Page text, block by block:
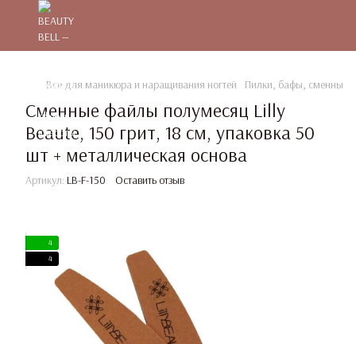
Все для маникюра и наращивания ногтей Пилки, бафы, сменные
Сменные файлы полумесяц Lilly
Beaute, 150 грит, 18 см, упаковка 50
шт + металлическая основа
Артикул: LB-F-150 Оставить отзыв
4
4